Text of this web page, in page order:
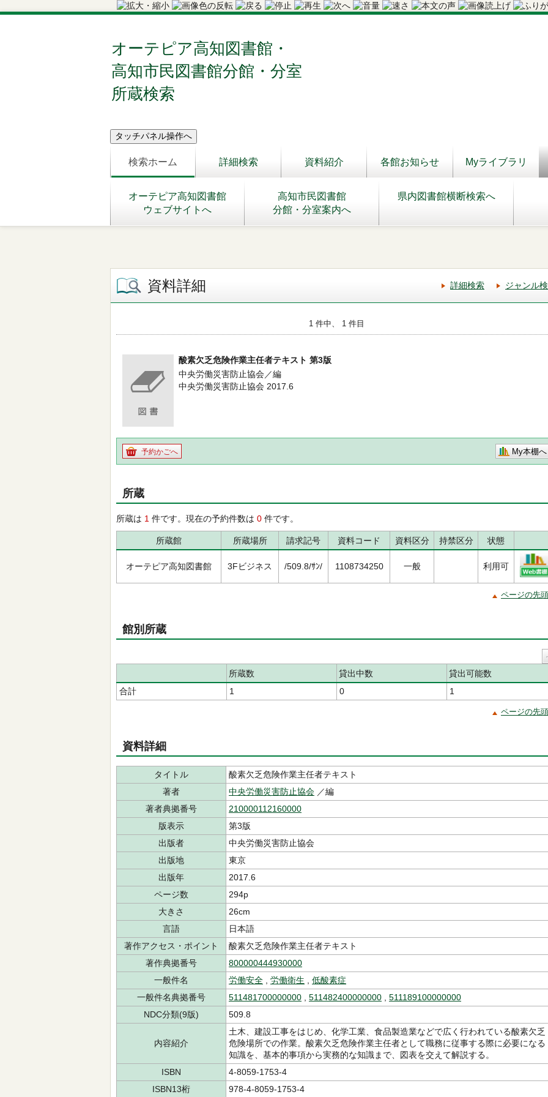
オーテピア高知図書館・
高知市民図書館分館・分室
所蔵検索
検索ホーム 詳細検索 資料紹介 各館お知らせ Myライブラリ
オーテピア高知図書館
ウェブサイトへ
高知市民図書館
分館・分室案内へ
県内図書館横断検索へ
資料詳細 詳細検索 ジャンル
1 件中、 1 件目
酸素欠乏危険作業主任者テキスト 第3版
中央労働災害防止協会／編
中央労働災害防止協会 2017.6
予約かごへ My本棚へ
所蔵
所蔵は 1 件です。現在の予約件数は 0 件です。
所蔵館 所蔵場所 請求記号 資料コード 資料区分 持禁区分 状態
オーテピア高知図書館 3Fビジネス /509.8/ｻﾝ/ 1108734250 一般 利用可
ページの先
館別所蔵
所蔵数 貸出中数
貸出可能数
合計
1 0 1
ページの先
資料詳細
タイトル
酸素欠乏危険作業主任者テキスト
著者
中央労働災害防止協会 ／編
著者典拠番号
210000112160000
版表示
第3版
出版者
中央労働災害防止協会
出版地
東京
出版年
2017.6
ページ数
294p
大きさ
26cm
言語
日本語
著作アクセス・ポイント
酸素欠乏危険作業主任者テキスト
著作典拠番号
800000444930000
一般件名
労働安全 労働衛生
低酸素症
一般件名典拠番号
511481700000000 511482400000000
511189100000000
NDC分類(9版)
509.8
内容紹介
土木、建設工事をはじめ、化学工業、食品製造業などで広く行われている酸素欠乏
危険場所での作業。酸素欠乏危険作業主任者として職務に従事する際に必要になる
知識を、基本的事項から実務的な知識まで、図表を交えて解説する。
ISBN
4-8059-1753-4
ISBN13桁
978-4-8059-1753-4